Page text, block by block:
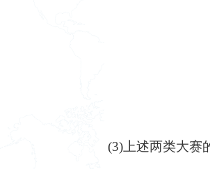
(3) 上述两类大